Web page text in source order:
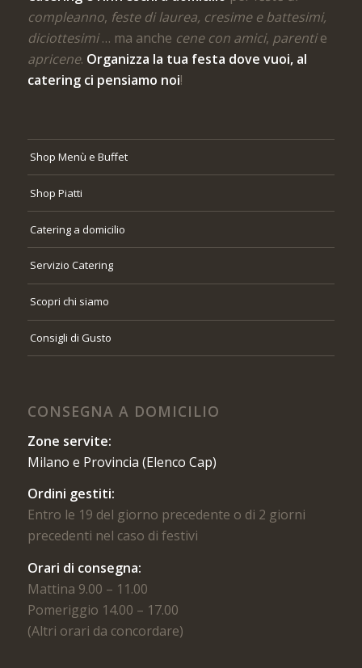
compleanno, feste di laurea, cresime e battesimi,
diciottesimi… ma anche cene con amici, parentie
apricene. Organizza la tua festa dove vuoi, al
catering ci pensiamo noi!
Shop Menù e Buffet
Shop Piatti
Catering a domicilio
Servizio Catering
Scopri chi siamo
Consigli di Gusto
CONSEGNA A DOMICILIO
Zone servite:
Milano e Provincia (Elenco Cap)
Ordini gestiti:
Entro le 19 del giorno precedente o di 2 giorni
precedenti nel caso di festivi
Orari di consegna:
Mattina 9.00 – 11.00
Pomeriggio 14.00 – 17.00
(Altri orari da concordare)